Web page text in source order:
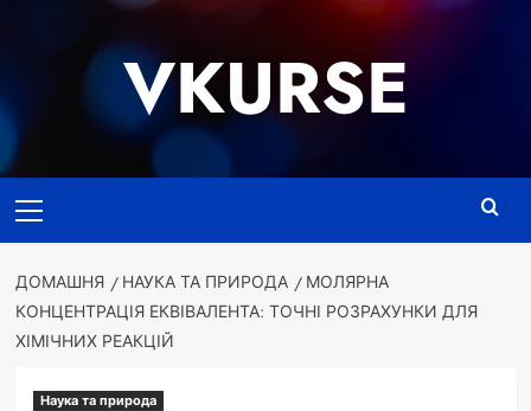
VKURSE
меню
ДОМАШНЯ НАУКА ТА ПРИРОДА
МОЛЯРНА
КОНЦЕНТРАЦІЯ ЕКВІВАЛЕНТА: ТОЧНІ РОЗРАХУНКИ ДЛЯ
ХІМІЧНИХ РЕАКЦІЙ
Наука та природа